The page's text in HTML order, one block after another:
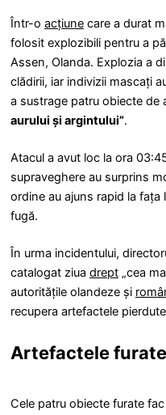
Într-o acțiune care a durat
folosit explozibili pentru a
Assen, Olanda. Explozia a
clădirii, iar indivizii mascați
a sustrage patru obiecte de
aurului și argintului”.
Atacul a avut loc la ora
supraveghere au surprins
ordine au ajuns rapid la fața
fugă.
În urma incidentului,
catalogat ziua drept „cea
autoritățile olandeze și
recupera artefactele
Artefactele
Cele patru obiecte furate